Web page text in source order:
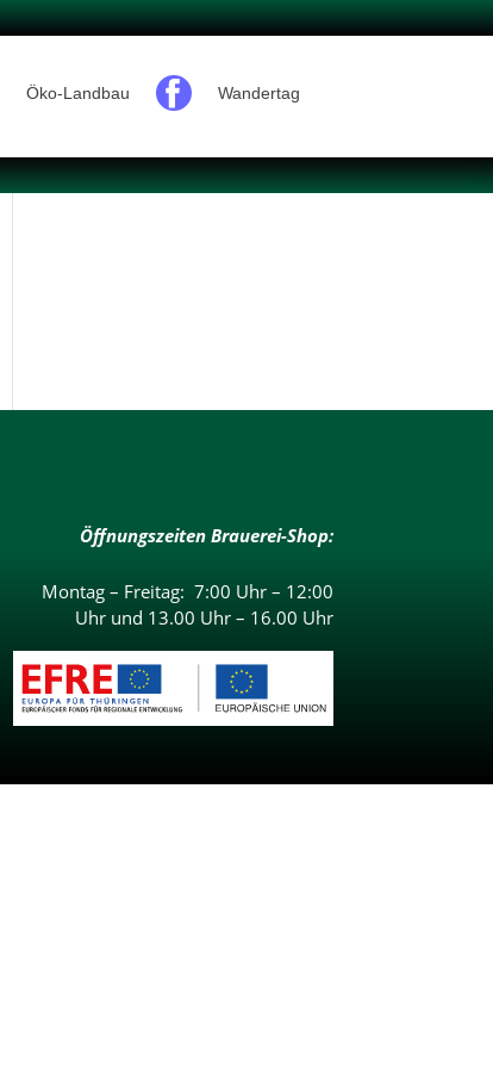
Öko-Landbau Wandertag
Öffnungszeiten Brauerei-Shop:
Montag – Freitag: 7:00 Uhr – 12:00
Uhr und 13.00 Uhr – 16.00 Uhr